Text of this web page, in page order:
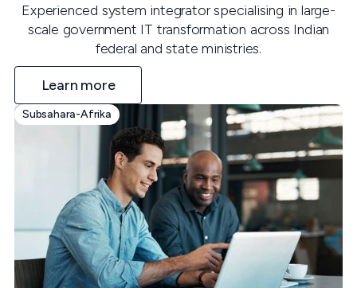
Experienced system integrator specialising in large-
scale government IT transformation across Indian
federal and state ministries.
Learn more
Subsahara-Afrika